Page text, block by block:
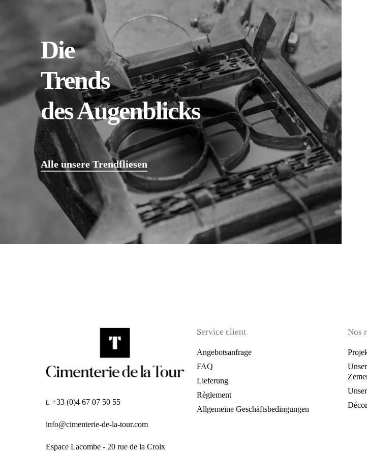
Die
Trends
des Augenblicks
Alle unsere Trendfliesen
t. +33 (0)4 67 07 50 55
info@cimenterie-de-la-tour.com
Espace Lacombe - 20 rue de la Croix
Service client
Angebotsanfrage
FAQ
Lieferung
Règlement
Allgemeine Geschäftsbedingungen
Nos